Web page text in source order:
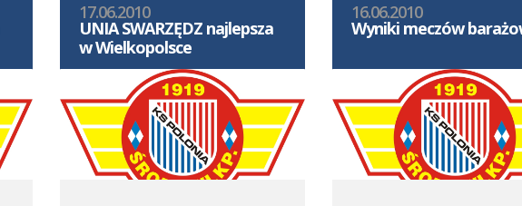
17.06.2010
UNIA SWARZĘDZ najlepsza
w Wielkopolsce
16.06.2010
Wyniki meczów